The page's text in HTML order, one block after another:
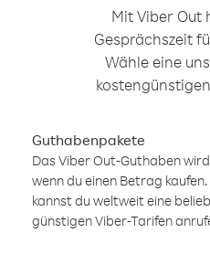
Mit Viber Out
Gesprächszeit
Wähle eine
Guthabenpakete
Das Viber Out-Guthaben
wenn du einen Betrag
kannst du weltweit eine
günstigen Viber-Tarifen